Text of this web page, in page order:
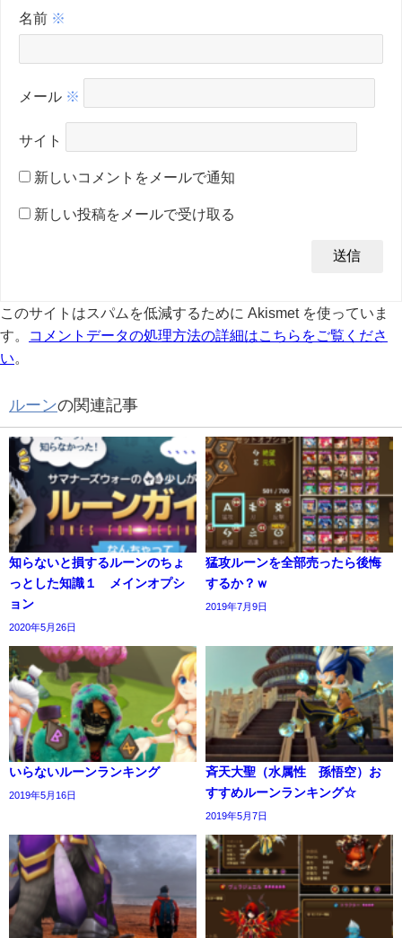
名前 ※
メール ※
サイト
新しいコメントをメールで通知
新しい投稿をメールで受け取る
このサイトはスパムを低減するために Akismet を使っていま
す。
コメントデータの処理方法の詳細はこちらをご覧くださ
い
ルーンの関連記事
知らないと損するルーンのちょ
っとした知識１ メインオプシ
ョン
2020年5月26日
猛攻ルーンを全部売ったら後悔
するか？ｗ
2019年7月9日
いらないルーンランキング
2019年5月16日
斉天大聖（水属性 孫悟空）お
すすめルーンランキング☆
2019年5月7日